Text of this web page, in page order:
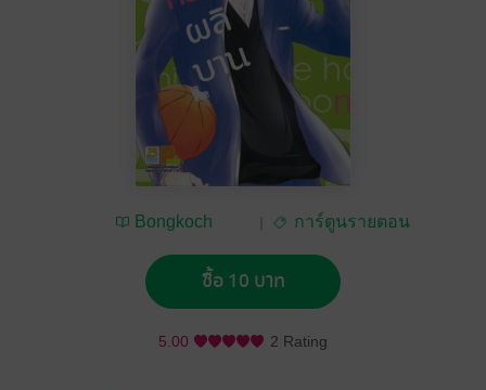
Bongkoch
การ์ตูนรายตอน
ซื้อ 10 บาท
5.00 2 Rating